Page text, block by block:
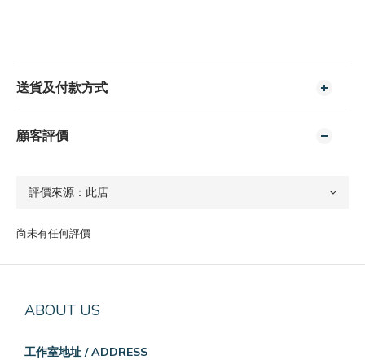
送貨及付款方式
顧客評價
尚未有任何評價
ABOUT US
工作室地址 / ADDRESS